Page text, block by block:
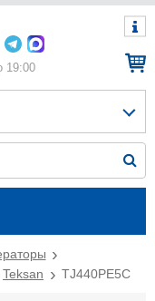
19:00
Teksan TJ440PE5C